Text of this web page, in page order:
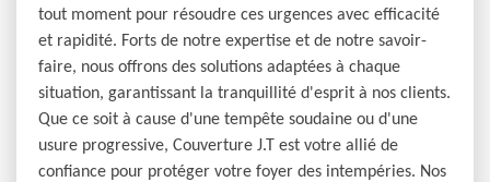
tout moment pour résoudre ces urgences avec efficacité
et rapidité. Forts de notre expertise et de notre savoir-
faire, nous offrons des solutions adaptées à chaque
situation, garantissant la tranquillité d'esprit à nos clients.
Que ce soit à cause d'une tempête soudaine ou d'une
usure progressive, Couverture J.T est votre allié de
confiance pour protéger votre foyer des intempéries. Nos